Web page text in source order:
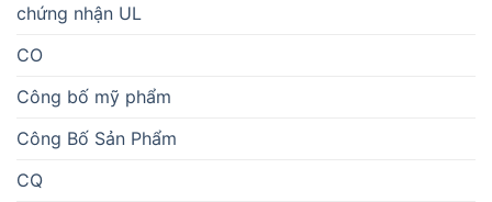
chứng nhận UL
CO
Công bố mỹ phẩm
Công Bố Sản Phẩm
CQ